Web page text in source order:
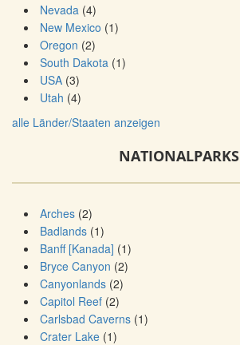
Nevada (4)
New Mexico (1)
Oregon (2)
South Dakota (1)
USA (3)
Utah (4)
alle Länder/Staaten anzeigen
NATIONALPARKS
Arches (2)
Badlands (1)
Banff [Kanada] (1)
Bryce Canyon (2)
Canyonlands (2)
Capitol Reef (2)
Carlsbad Caverns (1)
Crater Lake (1)